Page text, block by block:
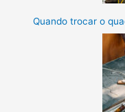
Quando trocar o